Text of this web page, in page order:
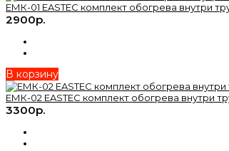
ЕМК-01 EASTEC комплект обогрева внутри
2900р.
В корзину
ЕМК-02 EASTEC комплект обогрева внутри
3300р.